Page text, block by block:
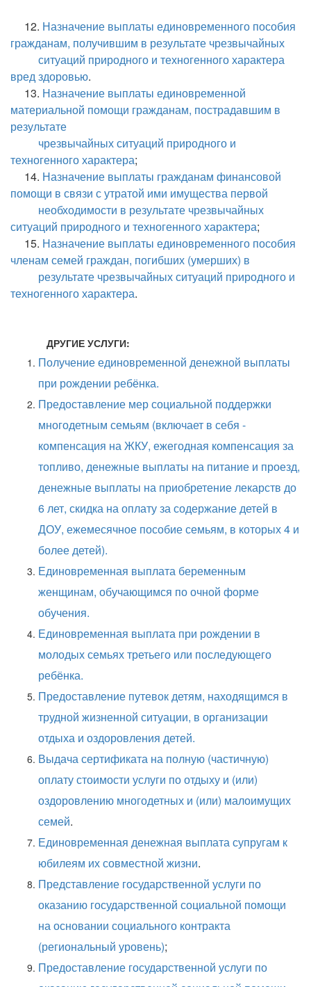
12. Назначение выплаты единовременного пособия
гражданам, получившим в результате чрезвычайных
ситуаций природного и техногенного характера
вред здоровью.
13. Назначение выплаты единовременной
материальной помощи гражданам, пострадавшим в
результате
чрезвычайных ситуаций природного и
техногенного характера;
14. Назначение выплаты гражданам финансовой
помощи в связи с утратой ими имущества первой
необходимости в результате чрезвычайных
ситуаций природного и техногенного характера;
15. Назначение выплаты единовременного пособия
членам семей граждан, погибших (умерших) в
результате чрезвычайных ситуаций природного и
техногенного характера.
ДРУГИЕ УСЛУГИ:
Получение единовременной денежной выплаты
при рождении ребёнка.
Предоставление мер социальной поддержки
многодетным семьям (включает в себя -
компенсация на ЖКУ, ежегодная компенсация за
топливо, денежные выплаты на питание и проезд,
денежные выплаты на приобретение лекарств до
6 лет, скидка на оплату за содержание детей в
ДОУ, ежемесячное пособие семьям, в которых 4 и
более детей).
Единовременная выплата беременным
женщинам, обучающимся по очной форме
обучения.
Единовременная выплата при рождении в
молодых семьях третьего или последующего
ребёнка.
Предоставление путевок детям, находящимся в
трудной жизненной ситуации, в организации
отдыха и оздоровления детей.
Выдача сертификата на полную (частичную)
оплату стоимости услуги по отдыху и (или)
оздоровлению многодетных и (или) малоимущих
семей.
Единовременная денежная выплата супругам к
юбилеям их совместной жизни.
Представление государственной услуги по
оказанию государственной социальной помощи
на основании социального контракта
(региональный уровень);
Предоставление государственной услуги по